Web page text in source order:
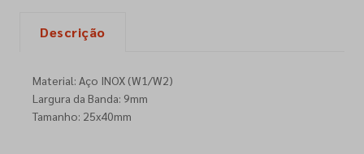
Descrição
Material: Aço INOX (W1/W2)
Largura da Banda: 9mm
Tamanho: 25x40mm